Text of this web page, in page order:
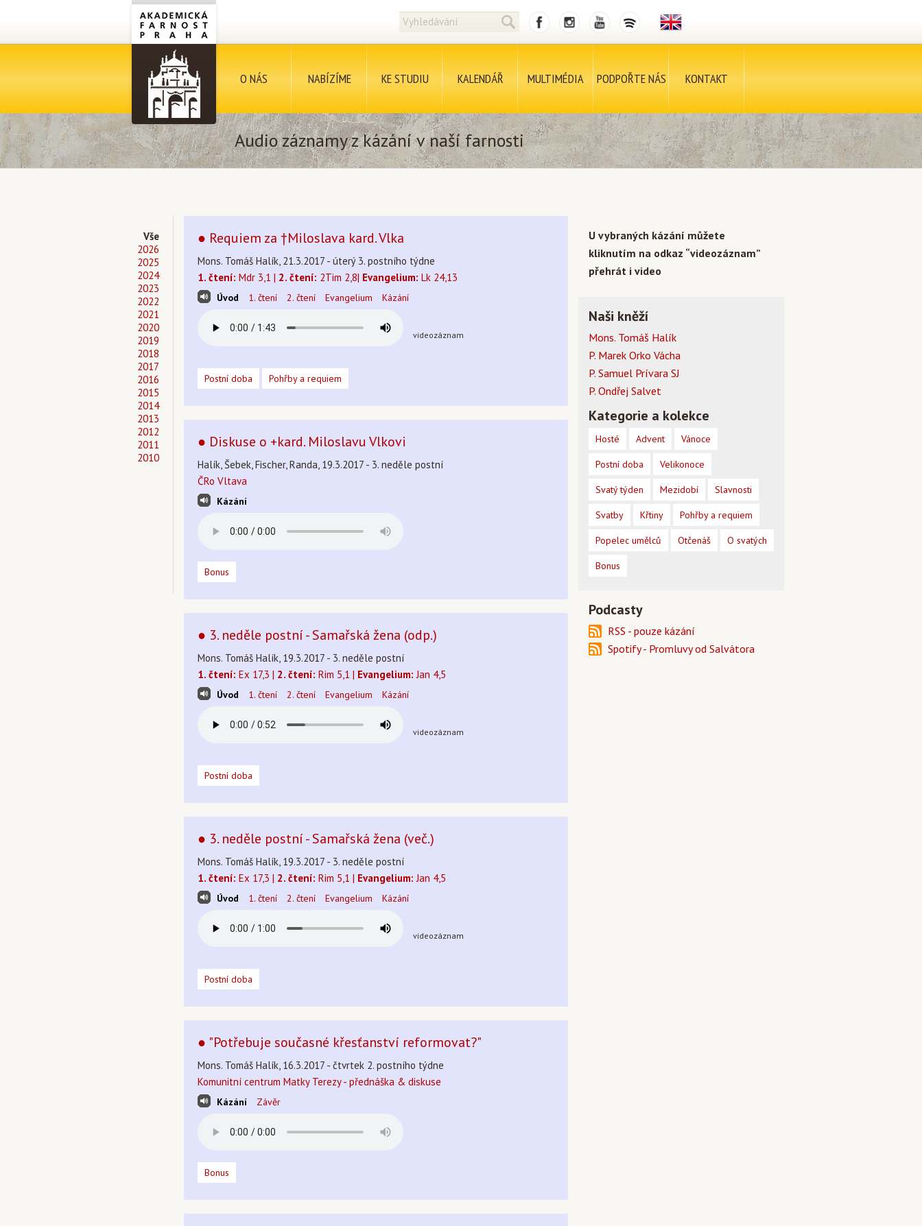
O NÁS NABÍZÍME KE STUDIU KALENDÁŘ MULTIMÉDIA PODPOŘTE NÁS KONTAKT
Audio záznamy z kázání v naší farnosti
Vše
2026
2025
2024
2023
2022
2021
2020
2019
2018
2017
2016
2015
2014
2013
2012
2011
2010
● Requiem za †Miloslava kard. Vlka
Mons. Tomáš Halík, 21.3.2017 - úterý 3. postního týdne
1. čtení: Mdr 3,1 | 2. čtení: 2Tim 2,8| Evangelium: Lk 24,13
Úvod 1. čtení 2. čtení Evangelium Kázání
videozáznam
Postní doba Pohřby a requiem
● Diskuse o +kard. Miloslavu Vlkovi
Halík, Šebek, Fischer, Randa, 19.3.2017 - 3. neděle postní
ČRo Vltava
Kázání
Bonus
● 3. neděle postní - Samařská žena (odp.)
Mons. Tomáš Halík, 19.3.2017 - 3. neděle postní
1. čtení: Ex 17,3 | 2. čtení: Rim 5,1 | Evangelium: Jan 4,5
Úvod 1. čtení 2. čtení Evangelium Kázání
videozáznam
Postní doba
● 3. neděle postní - Samařská žena (več.)
Mons. Tomáš Halík, 19.3.2017 - 3. neděle postní
1. čtení: Ex 17,3 | 2. čtení: Rim 5,1 | Evangelium: Jan 4,5
Úvod 1. čtení 2. čtení Evangelium Kázání
videozáznam
Postní doba
● "Potřebuje současné křesťanství reformovat?"
Mons. Tomáš Halík, 16.3.2017 - čtvrtek 2. postního týdne
Komunitní centrum Matky Terezy - přednáška & diskuse
Kázání Závěr
Bonus
U vybraných kázání můžete
kliknutím na odkaz “videozáznam”
přehrát i video
Naši kněží
Mons. Tomáš Halík
P. Marek Orko Vácha
P. Samuel Prívara SJ
P. Ondřej Salvet
Kategorie a kolekce
Hosté Advent Vánoce
Postní doba Velikonoce
Svatý týden Mezidobí Slavnosti
Svatby Křtiny Pohřby a requiem
Popelec umělců Otčenáš O svatých
Bonus
Podcasty
RSS - pouze kázání
Spotify - Promluvy od Salvátora